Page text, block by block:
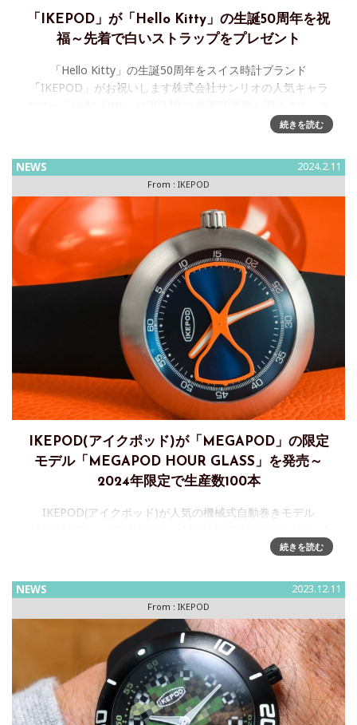
「IKEPOD」が「Hello Kitty」の生誕50周年を祝
福～先着で白いストラップをプレゼント
「Hello Kitty」の生誕50周年をスイス時計ブランド
「IKEPOD」がお祝いします株式会社サンリオの人気キャラ
イス時計ブランド「IKEPOD/アイクポッ 続きを読む
NEWS 2024.2.11
From : IKEPOD
IKEPOD(アイクポッド)が「MEGAPOD」の限定
モデル「MEGAPOD HOUR GLASS」を発売～
2024年限定で生産数100本
IKEPOD(アイクポッド)が人気の機械式自動巻きモデル
発売～2024年限定、全世界での生産数100本の貴重モデル
続きを読む
NEWS 2023.12.11
From : IKEPOD